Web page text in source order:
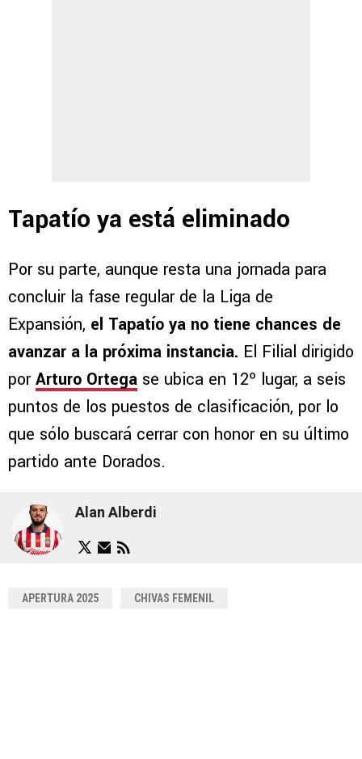
Tapatío ya está eliminado
Por su parte, aunque resta una jornada para
concluir la fase regular de la Liga de
Expansión, el Tapatío ya no tiene chances de
avanzar a la próxima instancia. El Filial dirigido
porArturo Ortega se ubica en 12º lugar, a seis
puntos de los puestos de clasificación, por lo
que sólo buscará cerrar con honor en su último
partido ante Dorados.
Alan Alberdi
APERTURA 2025 CHIVAS FEMENIL